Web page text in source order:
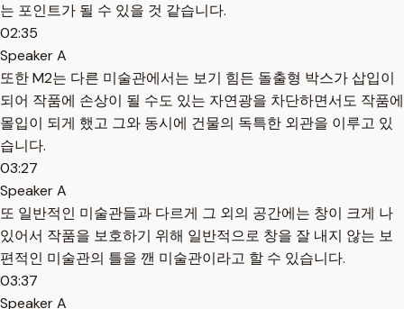
는 포인트가 될 수 있을 것 같습니다.
02:35
Speaker A
또한 M2는 다른 미술관에서는 보기 힘든 돌출형 박스가 삽입이
되어 작품에 손상이 될 수도 있는 자연광을 차단하면서도 작품에
몰입이 되게 했고 그와 동시에 건물의 독특한 외관을 이루고 있
습니다.
03:27
Speaker A
또 일반적인 미술관들과 다르게 그 외의 공간에는 창이 크게 나
있어서 작품을 보호하기 위해 일반적으로 창을 잘 내지 않는 보
편적인 미술관의 틀을 깬 미술관이라고 할 수 있습니다.
03:37
Speaker A